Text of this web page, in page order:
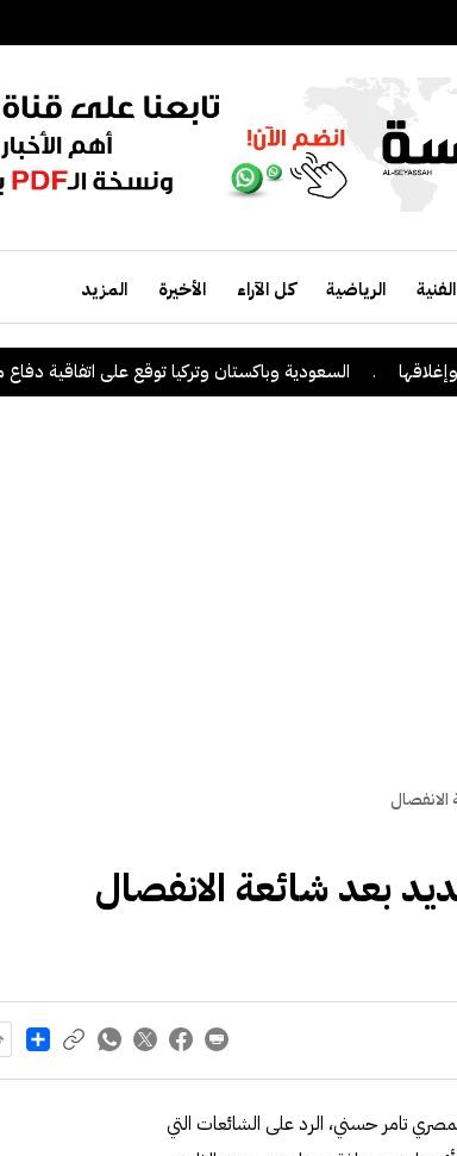
الفنية الرياضية كل الآراء الأخيرة المزيد
. السعودية وباكستان وتركيا توقع على اتفاقية دفاع مشترك
بعد شائعة الانفصال
Share
تامر حسني، الرد على الشائعات التي